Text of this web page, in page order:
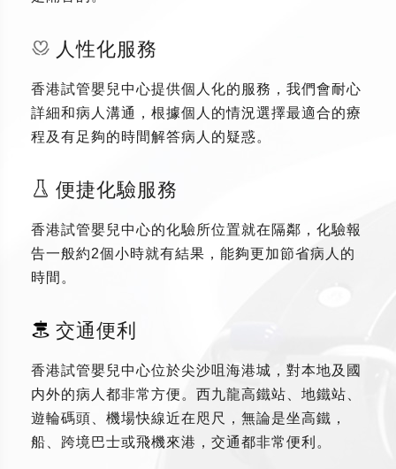
人性化服務
香港試管嬰兒中心提供個人化的服務，我們會耐心
詳細和病人溝通，根據個人的情況選擇最適合的療
程及有足夠的時間解答病人的疑惑。
便捷化驗服務
香港試管嬰兒中心的化驗所位置就在隔鄰，化驗報
告一般約2個小時就有結果，能夠更加節省病人的
時間。
交通便利
香港試管嬰兒中心位於尖沙咀海港城，對本地及國
内外的病人都非常方便。西九龍高鐵站、地鐵站、
遊輪碼頭、機場快線近在咫尺，無論是坐高鐵，
船、跨境巴士或飛機來港，交通都非常便利。